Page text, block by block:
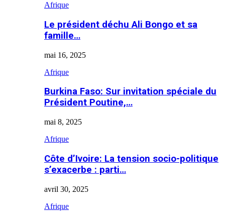
Afrique
Le président déchu Ali Bongo et sa
famille…
mai 16, 2025
Afrique
Burkina Faso: Sur invitation spéciale du
Président Poutine,…
mai 8, 2025
Afrique
Côte d’Ivoire: La tension socio-politique
s’exacerbe : parti…
avril 30, 2025
Afrique